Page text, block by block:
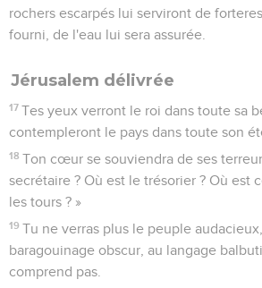
rochers escarpés lui serviront de
fourni, de l'eau lui sera assurée.
Jérusalem délivrée
17 Tes yeux verront le roi dans toute sa
contempleront le pays dans toute son
18 Ton cœur se souviendra de ses
secrétaire ? Où est le trésorier ? Où est
les tours ? »
19 Tu ne verras plus le peuple
baragouinage obscur, au langage
comprend pas.